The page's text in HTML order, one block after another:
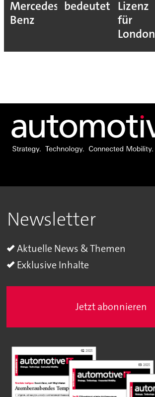
Mercedes-
Benz
bedeutet Lizenz
für
London
Newsletter
Aktuelle News & Themen
Exklusive Inhalte
Jetzt abonnieren